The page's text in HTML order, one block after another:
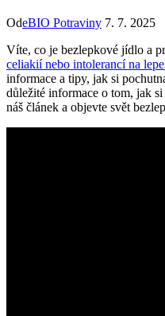
OdeBIO Potraviny 7. 7. 2025
Víte, co je bezlepkové jídlo a
celiakií nebo intolerancí na
informace a tipy, jak si
důležité informace o tom, jak
náš článek a objevte svět